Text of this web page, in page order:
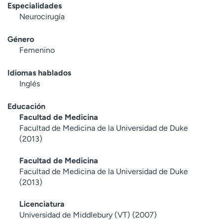
Especialidades
Neurocirugía
Género
Femenino
Idiomas hablados
Inglés
Educación
Facultad de Medicina
Facultad de Medicina de la Universidad de Duke
(2013)
Facultad de Medicina
Facultad de Medicina de la Universidad de Duke
(2013)
Licenciatura
Universidad de Middlebury (VT) (2007)